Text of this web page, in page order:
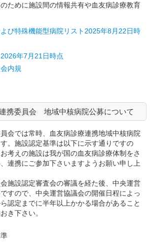
ために施設間の情報共有や血友病診療教育
び特殊機能型病院リスト2025年8月22日時
年7月21日時点
内規
携委員会 地域中核病院公募について
会では常時、血友病診療連携地域中核病院
。施設認定基準は以下に示す通りですの
考えの施設は我が国の血友病診療体制をさ
連携にご参加下さいますようお願い申し上
施設認定審査会の審議を経た後、中央運営
すので、中央運営協議会の開催日程によっ
認定までに半年以上かかる場合があること
き下さい。